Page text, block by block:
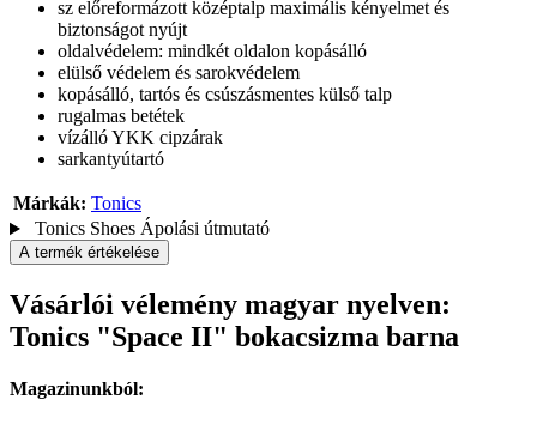
sz előreformázott középtalp maximális kényelmet és
biztonságot nyújt
oldalvédelem: mindkét oldalon kopásálló
elülső védelem és sarokvédelem
kopásálló, tartós és csúszásmentes külső talp
rugalmas betétek
vízálló YKK cipzárak
sarkantyútartó
Márkák: Tonics
Tonics Shoes Ápolási útmutató
A termék értékelése
Vásárlói vélemény magyar nyelven:
Tonics "Space II" bokacsizma barna
Magazinunkból: